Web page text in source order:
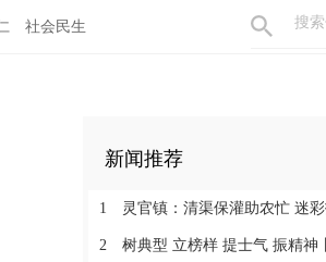
社会民生
新闻推荐
1 灵官镇：清渠保灌助农忙 迷
2 树典型 立榜样 提士气 振精神丨唐白良：三十载丹心映党